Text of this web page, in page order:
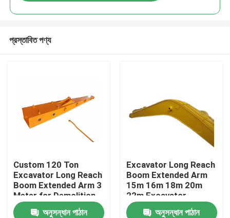
বাড়ি
প্রস্তাবিত পণ্য
Custom 120 Ton
Excavator Long Reach
Boom Extended Arm 3
Meter for Demolition
Dredging Projects
অনুসন্ধান পাঠান
Excavator Long Reach
Boom Extended Arm
15m 16m 18m 20m
22m Excavator
Attachment
অনুসন্ধান পাঠান